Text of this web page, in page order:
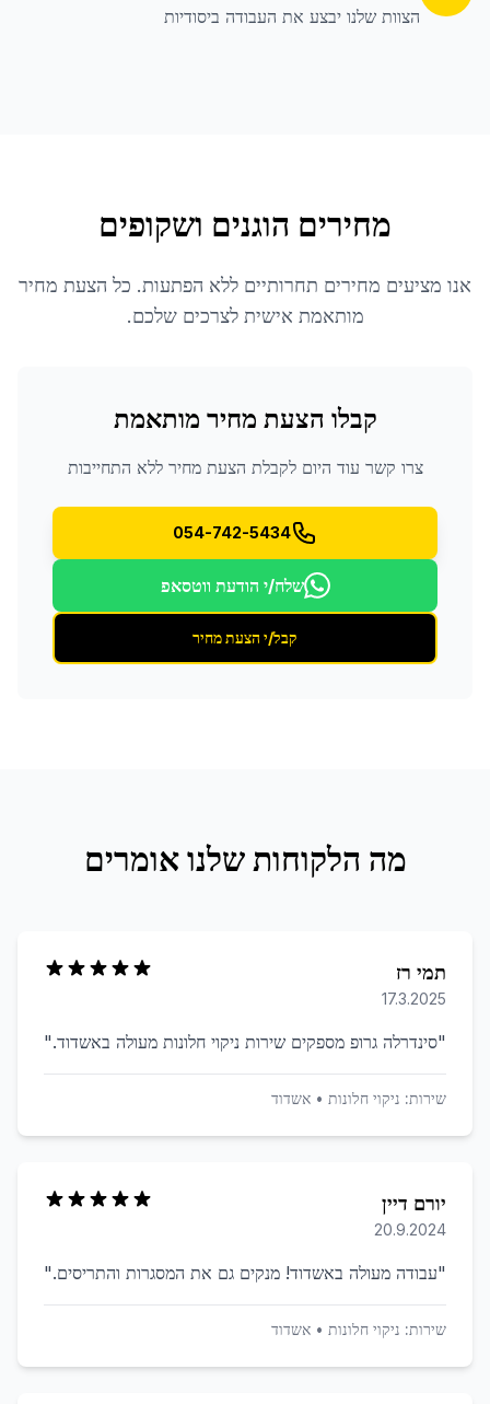
הצוות שלנו יבצע את העבודה ביסודיות
מחירים הוגנים ושקופים
אנו מציעים מחירים תחרותיים ללא הפתעות. כל הצעת מחיר
מותאמת אישית לצרכים שלכם.
קבלו הצעת מחיר מותאמת
צרו קשר עוד היום לקבלת הצעת מחיר ללא התחייבות
054-742-5434
שלח/י הודעת ווטסאפ
קבל/י הצעת מחיר
מה הלקוחות שלנו אומרים
תמי רז
17.3.2025
"סינדרלה גרופ מספקים שירות ניקוי חלונות מעולה באשדוד."
שירות: ניקוי חלונות • אשדוד
יורם דיין
20.9.2024
"עבודה מעולה באשדוד! מנקים גם את המסגרות והתריסים."
שירות: ניקוי חלונות • אשדוד